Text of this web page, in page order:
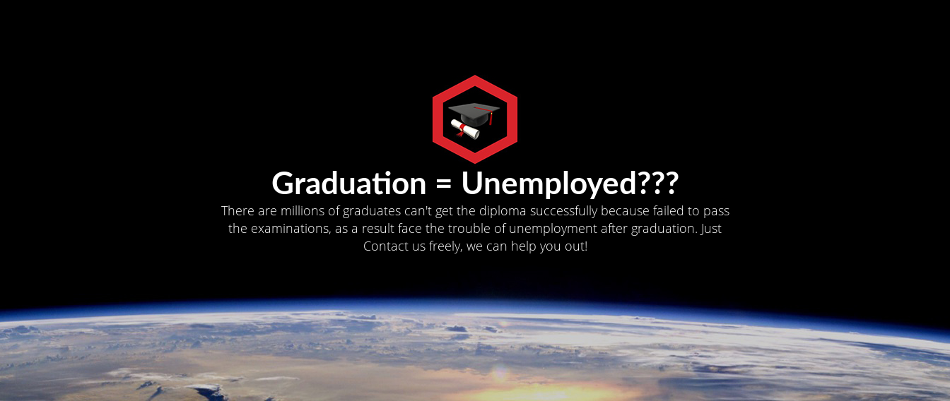
Graduation = Unemployed???
There are millions of graduates can't get the diploma successfully because failed to pass
the examinations, as a result face the trouble of unemployment after graduation. Just
Contact us freely, we can help you out!